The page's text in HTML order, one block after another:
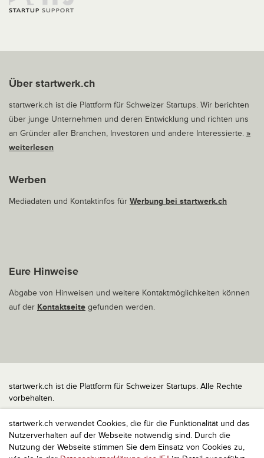
startwerk.ch verwendet Cookies, die für die Funktionalität und das
Nutzerverhalten auf der Webseite notwendig sind. Durch die
Nutzung der Webseite stimmen Sie dem Einsatz von Cookies zu,
Über startwerk.ch
startwerk.ch ist die Plattform für Schweizer Startups. Wir berichten
über junge Unternehmen und deren Entwicklung und richten uns
an Gründer aller Branchen, Investoren und andere Interessierte. »
weiterlesen
Werben
Mediadaten und Kontaktinfos für Werbung bei startwerk.ch
Eure Hinweise
Abgabe von Hinweisen und weitere Kontaktmöglichkeiten können
auf der Kontaktseite gefunden werden.
startwerk.ch ist die Plattform für Schweizer Startups. Alle Rechte
vorbehalten.
Impressum
Kontakt
nach oben